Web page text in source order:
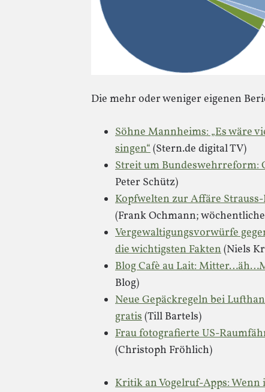
Die mehr oder weniger eigenen
Söhne Mannheims: „Es wäre
singen“(Stern.de digital TV)
Streit um Bundeswehrreform:
Peter Schütz)
Kopfwelten zur Affäre
(Frank Ochmann;
Vergewaltigungsvorwürfe
die wichtigsten Fakten(Niels
Blog Cafè au Lait:
Blog)
Neue Gepäckregeln bei
gratis(Till Bartels)
Frau fotografierte US-
(Christoph Fröhlich)
Kritik an Vogelruf-Apps: